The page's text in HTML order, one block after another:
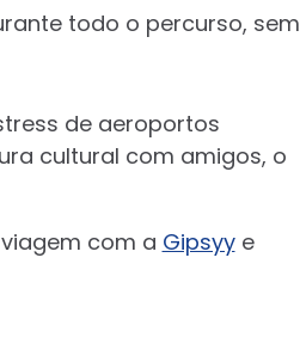
todo o percurso, sem
de aeroportos
cultural com amigos, o
com a Gipsyye